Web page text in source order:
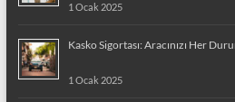
1 Ocak 2025
Kasko Sigortası: Aracınızı Her
1 Ocak 2025